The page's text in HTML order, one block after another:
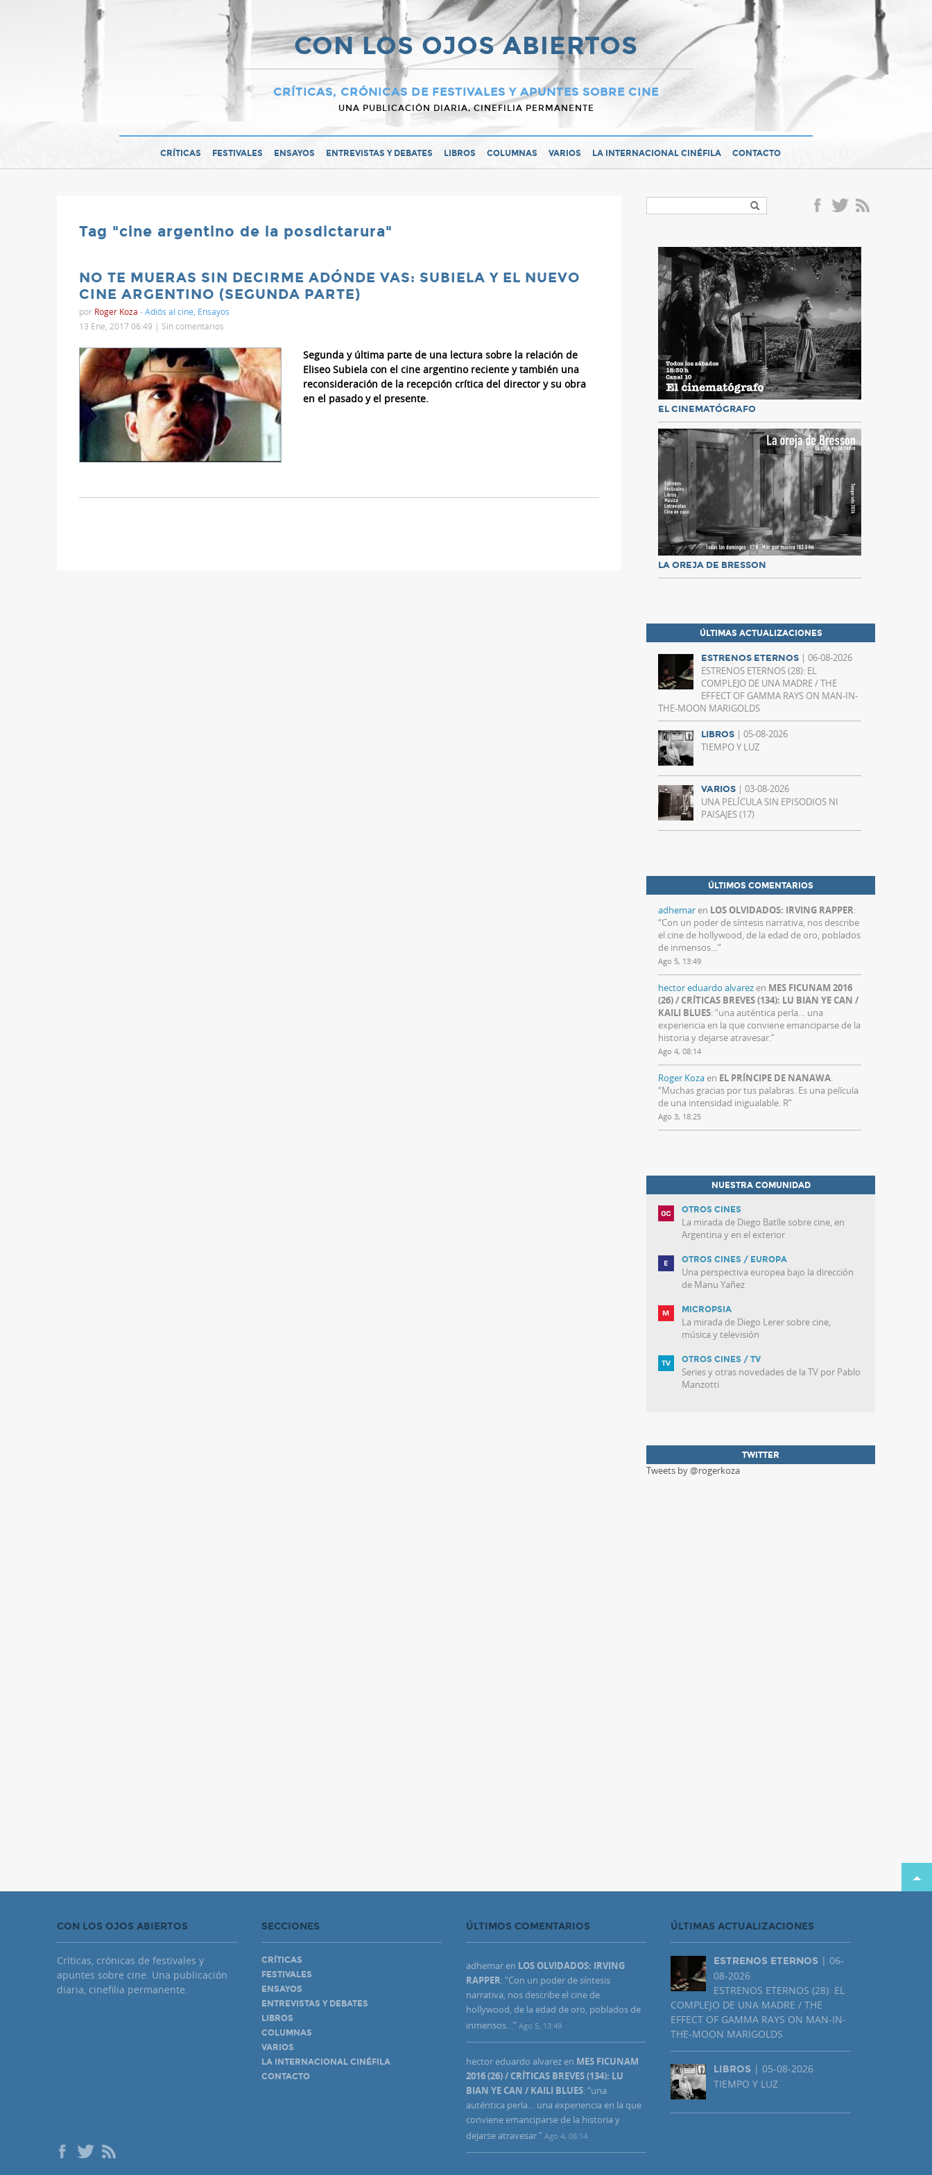
CON LOS OJOS ABIERTOS
CRÍTICAS, CRÓNICAS DE FESTIVALES Y APUNTES SOBRE CINE
UNA PUBLICACIÓN DIARIA, CINEFILIA PERMANENTE
CRÍTICAS FESTIVALES ENSAYOS ENTREVISTAS Y DEBATES LIBROS COLUMNAS VARIOS LA INTERNACIONAL CINÉFILA CONTACTO
Tag "cine argentino de la posdictarura"
NO TE MUERAS SIN DECIRME ADÓNDE VAS: SUBIELA Y EL NUEVO
CINE ARGENTINO (SEGUNDA PARTE)
por Roger Koza -Adiós al cine Ensayos
13 Ene, 2017 06:49 | Sin comentarios
Segunda y última parte de una lectura sobre la relación de
Eliseo Subiela con el cine argentino reciente y también una
reconsideración de la recepción crítica del director y su obra
en el pasado y el presente.
EL CINEMATÓGRAFO
LA OREJA DE BRESSON
ÚLTIMAS ACTUALIZACIONES
ESTRENOS ETERNOS | 06-08-2026
ESTRENOS ETERNOS (28): EL
COMPLEJO DE UNA MADRE / THE
EFFECT OF GAMMA RAYS ON MAN-IN-
THE-MOON MARIGOLDS
LIBROS | 05-08-2026
TIEMPO Y LUZ
VARIOS | 03-08-2026
UNA PELÍCULA SIN EPISODIOS NI
PAISAJES (17)
ÚLTIMOS COMENTARIOS
adhemaren LOS OLVIDADOS: IRVING RAPPER:
“Con un poder de síntesis narrativa, nos describe
el cine de hollywood, de la edad de oro, poblados
de inmensos…”
Ago 5, 13:49
hector eduardo alvarezen MES FICUNAM 2016
(26) / CRÍTICAS BREVES (134): LU BIAN YE CAN /
KAILI BLUES: “una auténtica perla… una
experiencia en la que conviene emanciparse de la
historia y dejarse atravesar.”
Ago 4, 08:14
Roger Kozaen EL PRÍNCIPE DE NANAWA:
“Muchas gracias por tus palabras. Es una película
de una intensidad inigualable. R”
Ago 3, 18:25
NUESTRA COMUNIDAD
OTROS CINES
La mirada de Diego Batlle sobre cine, en
Argentina y en el exterior
OTROS CINES / EUROPA
Una perspectiva europea bajo la dirección
de Manu Yañez
MICROPSIA
La mirada de Diego Lerer sobre cine,
música y televisión
OTROS CINES / TV
Series y otras novedades de la TV por Pablo
Manzotti
TWITTER
Tweets by @rogerkoza
CON LOS OJOS ABIERTOS
Críticas, crónicas de festivales y
apuntes sobre cine. Una publicación
diaria, cinefilia permanente.
SECCIONES
CRÍTICAS
FESTIVALES
ENSAYOS
ENTREVISTAS Y DEBATES
LIBROS
COLUMNAS
VARIOS
LA INTERNACIONAL CINÉFILA
CONTACTO
ÚLTIMOS COMENTARIOS
adhemaren LOS OLVIDADOS: IRVING
RAPPER: “Con un poder de síntesis
narrativa, nos describe el cine de
hollywood, de la edad de oro, poblados de
inmensos…” Ago 5, 13:49
hector eduardo alvarezen MES FICUNAM
2016 (26) / CRÍTICAS BREVES (134): LU
BIAN YE CAN / KAILI BLUES: “una
auténtica perla… una experiencia en la que
conviene emanciparse de la historia y
dejarse atravesar.” Ago 4, 08:14
ÚLTIMAS ACTUALIZACIONES
ESTRENOS ETERNOS | 06-
08-2026
ESTRENOS ETERNOS (28): EL
COMPLEJO DE UNA MADRE / THE
EFFECT OF GAMMA RAYS ON MAN-IN-
THE-MOON MARIGOLDS
LIBROS | 05-08-2026
TIEMPO Y LUZ